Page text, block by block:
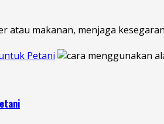
atau makanan, menjaga
Petani